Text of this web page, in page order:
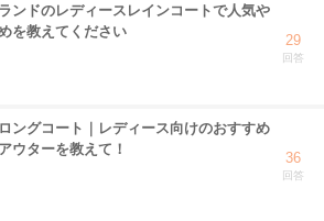
ンドのレディースレインコートで人気や
を教えてください
29
回答
ングコート｜レディース向けのおすすめ
ウターを教えて！
36
回答